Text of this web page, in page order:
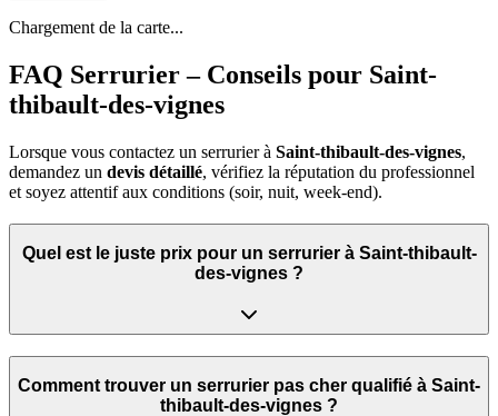
Chargement de la carte...
FAQ Serrurier – Conseils pour Saint-
thibault-des-vignes
Lorsque vous contactez un serrurier à Saint-thibault-des-vignes,
demandez un devis détaillé, vérifiez la réputation du professionnel
et soyez attentif aux conditions (soir, nuit, week‑end).
Quel est le juste prix pour un serrurier à Saint-thibault-
des-vignes ?
Comment trouver un serrurier pas cher qualifié à Saint-
thibault-des-vignes ?